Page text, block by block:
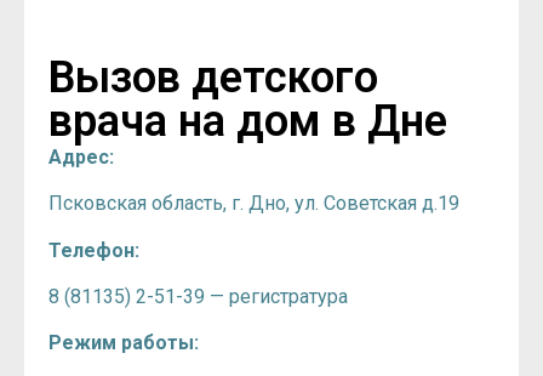
Вызов детского
врача на дом в Дне
Адрес:
Псковская область, г. Дно, ул. Советская д.19
Телефон:
8 (81135) 2-51-39 — регистратура
Режим работы: